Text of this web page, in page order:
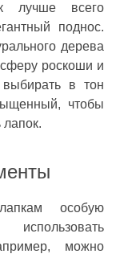
лучше всего
поднос.
дерева
роскоши и
в тон
чтобы
лапок.
особую
использовать
можно